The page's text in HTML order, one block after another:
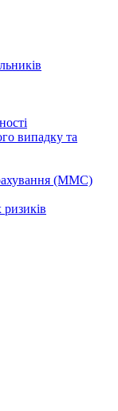
випадку та
(ММС)